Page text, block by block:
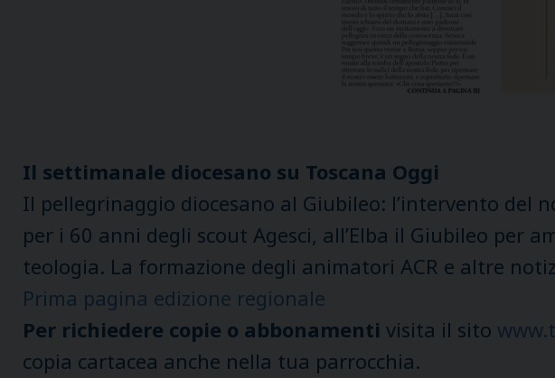
Il settimanale diocesano su Toscana Oggi
Il pellegrinaggio diocesano al Giubileo: l’intervento del
per i 60 anni degli scout Agesci, all’Elba il Giubileo per
teologia. La formazione degli animatori ACR e altre
Prima pagina edizione regionale
Per richiedere copie o abbonamenti visita il sito
copia cartacea anche nella tua parrocchia.